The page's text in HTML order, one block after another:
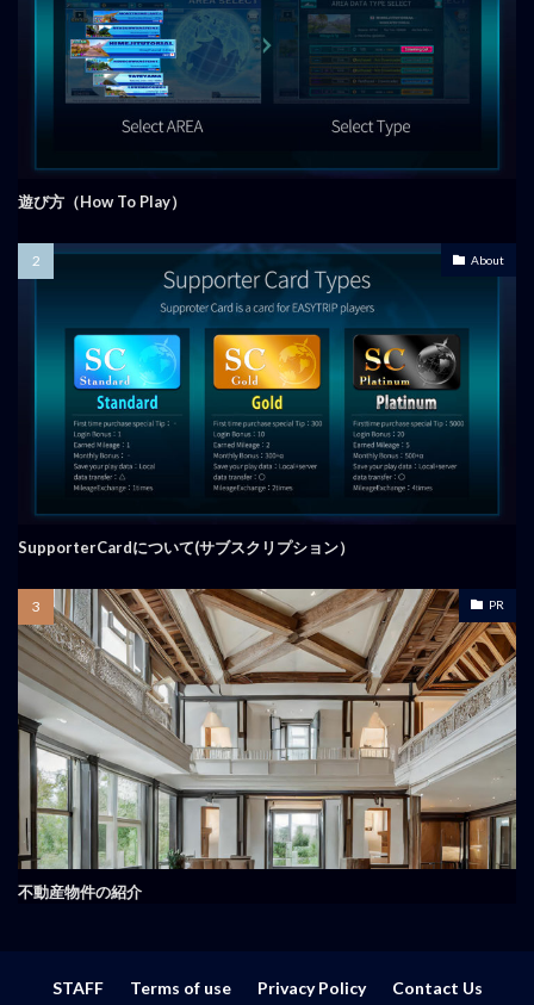
遊び方（How To Play）
About
SupporterCardについて(サブスクリプション）
PR
不動産物件の紹介
STAFF Terms of use Privacy Policy
Contact Us